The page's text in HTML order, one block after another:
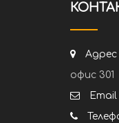
Адрес
офис 301
Email